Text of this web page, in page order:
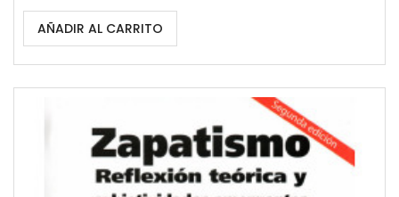
AÑADIR AL CARRITO